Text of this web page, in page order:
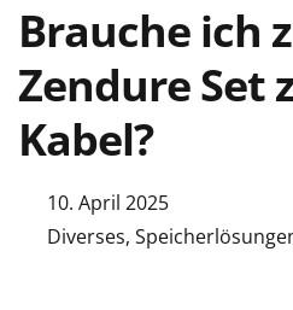
Brauche ich
Zendure Set
Kabel?
10. April 2025
Diverses,